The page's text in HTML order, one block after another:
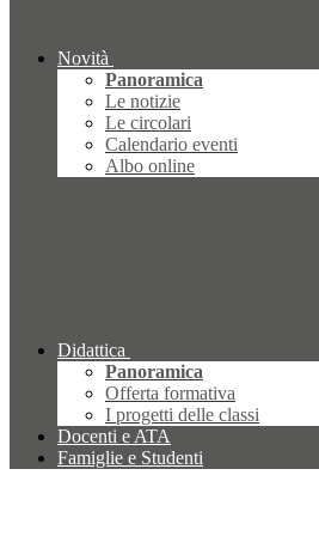
Novità
Panoramica
Le notizie
Le circolari
Calendario eventi
Albo online
Didattica
Panoramica
Offerta formativa
I progetti delle classi
Docenti e ATA
Famiglie e Studenti